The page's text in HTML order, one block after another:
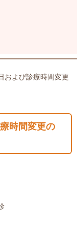
および診療時間変更
時間変更の